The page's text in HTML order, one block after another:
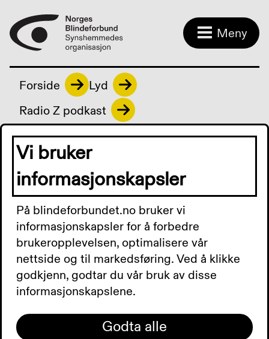
Meny
Forside
Lyd
Radio Z podkast
Radio Z podkast
Radio Z Podkast 13. juni
2024: Nytt kurstilbud,
aktivitetshelg for deg
mellom 40-65 på Solvik.
Tilbud der du bor og
dagens aviser
Vi bruker
informasjonskapsler
På blindeforbundet.no bruker vi
informasjonskapsler for å forbedre
brukeropplevelsen, optimalisere vår
nettside og til markedsføring. Ved å klikke
godkjenn, godtar du vår bruk av disse
informasjonskapslene.
Godta alle